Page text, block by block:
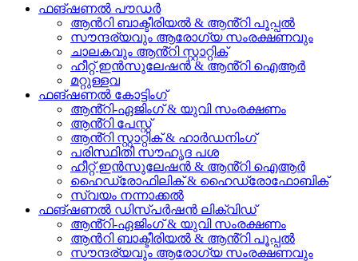
ഫങ്ഷണൽ പൗഡർ
ആൻറി ബാക്ടീരിയൽ & ആൻ്റി പൂപ്പൽ
സൗന്ദര്യവും ആരോഗ്യ സംരക്ഷണവും
ചാലകവും ആൻ്റി സ്റ്റാറ്റിക്
ഹീറ്റ് ഇൻസുലേഷൻ & ആൻ്റി ഐആർ
മറ്റുള്ളവ
ഫങ്ഷണൽ കോട്ടിംഗ്
ആൻ്റി-ഏജിംഗ് & യുവി സംരക്ഷണം
ആൻ്റി പേസ്റ്റ്
ആൻ്റി സ്റ്റാറ്റിക് & ഹാർഡനിംഗ്
പരിസ്ഥിതി സൗഹൃദ പശ
ഹീറ്റ് ഇൻസുലേഷൻ & ആൻ്റി ഐആർ
ഹൈഡ്രോഫിലിക് & ഹൈഡ്രോഫോബിക്
സ്വയം നന്നാക്കൽ
ഫങ്ഷണൽ ഡിസ്പർഷൻ ലിക്വിഡ്
ആൻ്റി-ഏജിംഗ് & യുവി സംരക്ഷണം
ആൻറി ബാക്ടീരിയൽ & ആൻ്റി പൂപ്പൽ
സൗന്ദര്യവും ആരോഗ്യ സംരക്ഷണവും